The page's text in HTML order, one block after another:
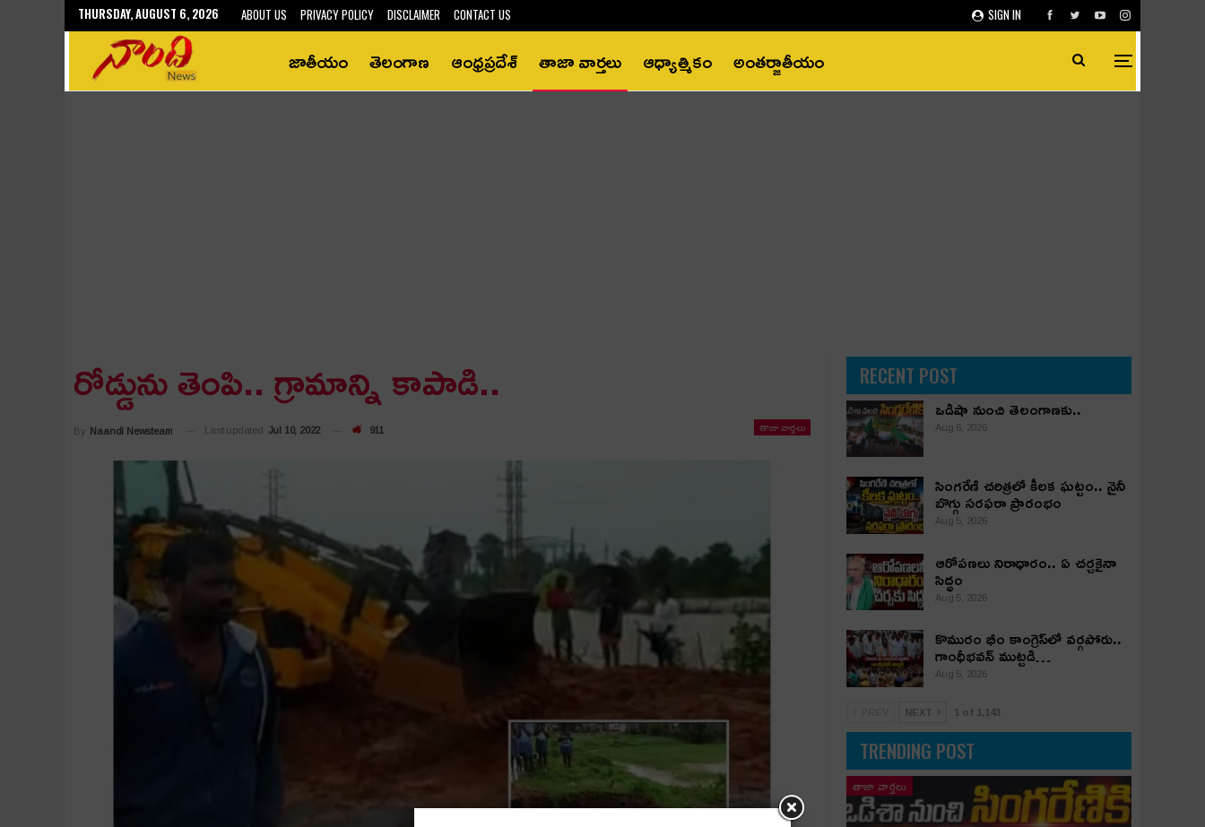
SIGN IN
THURSDAY, AUGUST 6, 2026 ABOUT US PRIVACY POLICY DISCLAIMER CONTACT US
జాతీయం తెలంగాణ ఆంధ్రప్రదేశ్‌ తాజా వార్తలు ఆధ్యాత్మికం అంతర్జాతీయం
రోడ్డును తెంపి.. గ్రామాన్ని కాపాడి..
తాజా వార్తలు
By Naandi Newsteam Last updated Jul 10, 2022 911
RECENT POST
ఒడిషా నుంచి తెలంగాణ‌కు..
Aug 6, 2026
సింగరేణి చరిత్రలో కీలక ఘట్టం.. నైనీ
బొగ్గు సరఫరా ప్రారంభం
Aug 5, 2026
ఆరోపణలు నిరాధారం.. ఏ చర్చకైనా
సిద్ధం
Aug 5, 2026
కొమురం భీం కాంగ్రెస్‌లో వర్గపోరు..
గాంధీభవన్ ముట్టడి…
Aug 5, 2026
NEXT 1 of 1,143
TRENDING POST
తాజా వార్తలు